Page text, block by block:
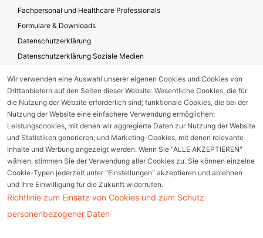
Fachpersonal und Healthcare Professionals
Formulare & Downloads
Datenschutzerklärung
Datenschutzerklärung Soziale Medien
Impressum
Unternehmensverantwortung
Gerätestörung melden
Nebenwirkungsmeldung
Cookie Einstellungen
Wir verwenden eine Auswahl unserer eigenen Cookies und Cookies von
Drittanbietern auf den Seiten dieser Website: Wesentliche Cookies, die für
die Nutzung der Website erforderlich sind; funktionale Cookies, die bei der
Nutzung der Website eine einfachere Verwendung ermöglichen;
Leistungscookies, mit denen wir aggregierte Daten zur Nutzung der Website
und Statistiken generieren; und Marketing-Cookies, mit denen relevante
Inhalte und Werbung angezeigt werden. Wenn Sie "ALLE AKZEPTIEREN"
wählen, stimmen Sie der Verwendung aller Cookies zu. Sie können einzelne
Cookie-Typen jederzeit unter "Einstellungen" akzeptieren und ablehnen
und Ihre Einwilligung für die Zukunft widerrufen.
Richtlinie zum Einsatz von Cookies und zum Schutz
personenbezogener Daten